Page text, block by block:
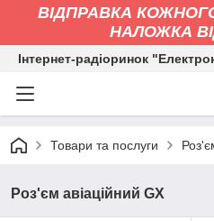
ВІДПРАВКА
НАЛОЖКА
Інтернет-радіоринок
Товари та послуги
Роз'єм авіаційний GX